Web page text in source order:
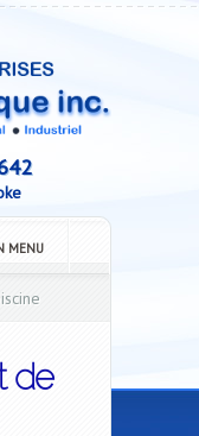
MENU
de